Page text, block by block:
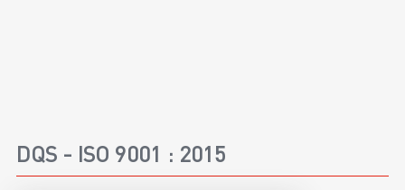
DQS - ISO 9001 : 2015